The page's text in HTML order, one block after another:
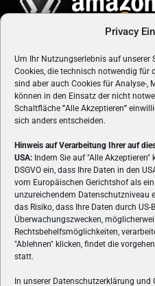
Privacy
Um Ihr Nutzungserlebnis auf unserer
Cookies, die technisch notwendig für
sind aber auch Cookies für Analyse-,
können in den Einsatz der nicht
Schaltfläche "Alle Akzeptieren"
sich anders entscheiden.
Hinweis auf Verarbeitung Ihrer auf
USA: Indem Sie auf "Alle
DSGVO ein, dass Ihre Daten in den
vom Europäischen Gerichtshof als
unzureichendem Datenschutzniveau
das Risiko, dass Ihre Daten durch
Überwachungszwecken,
Rechtsbehelfsmöglichkeiten,
"Ablehnen" klicken, findet die
statt.
In unserer Datenschutzerklärung
VON GAMERN, FÜR GAMER!
Spielemagazin Österreichs
Reviews und Videos zu PC-
Hardware und aus